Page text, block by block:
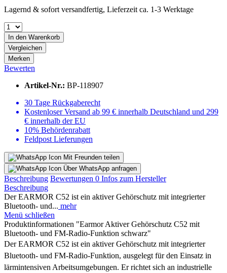
Lagernd & sofort versandfertig, Lieferzeit ca. 1-3 Werktage
In den Warenkorb
Vergleichen
Merken
Bewerten
Artikel-Nr.: BP-118907
30 Tage Rückgaberecht
Kostenloser Versand ab 99 € innerhalb Deutschland und 299
€ innerhalb der EU
10% Behördenrabatt
Feldpost Lieferungen
Mit Freunden teilen
Über WhatsApp anfragen
Beschreibung Bewertungen 0 Infos zum Hersteller
Beschreibung
Der EARMOR C52 ist ein aktiver Gehörschutz mit integrierter
Bluetooth- und... mehr
Menü schließen
Produktinformationen "Earmor Aktiver Gehörschutz C52 mit
Bluetooth- und FM-Radio-Funktion schwarz"
Der EARMOR C52 ist ein aktiver Gehörschutz mit integrierter
Bluetooth- und FM-Radio-Funktion, ausgelegt für den Einsatz in
lärmintensiven Arbeitsumgebungen. Er richtet sich an industrielle